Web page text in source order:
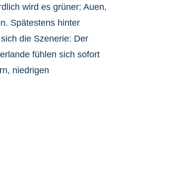
wird es grüner: Auen,
Spätestens hinter
die Szenerie: Der
fühlen sich sofort
niedrigen